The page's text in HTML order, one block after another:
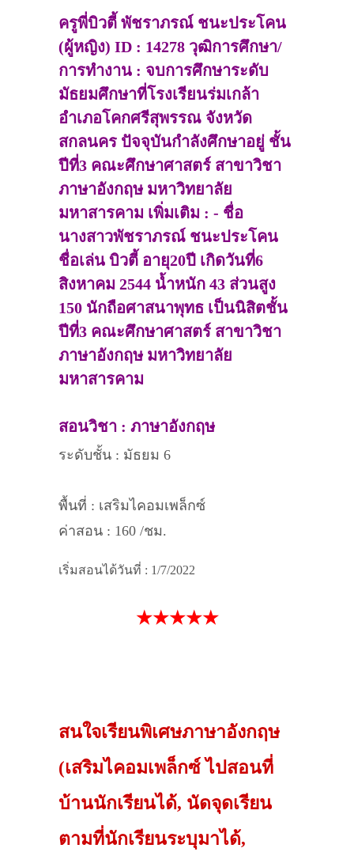
ครูพี่บิวตี้ พัชราภรณ์ ชนะประโคน
(ผู้หญิง) ID : 14278 วุฒิการศึกษา/
การทำงาน : จบการศึกษาระดับ
มัธยมศึกษาที่โรงเรียนร่มเกล้า
อำเภอโคกศรีสุพรรณ จังหวัด
สกลนคร ปัจจุบันกำลังศึกษาอยู่ ชั้น
ปีที่3 คณะศึกษาศาสตร์ สาขาวิชา
ภาษาอังกฤษ มหาวิทยาลัย
มหาสารคาม เพิ่มเติม : - ชื่อ
นางสาวพัชราภรณ์ ชนะประโคน
ชื่อเล่น บิวตี้ อายุ20ปี เกิดวันที่6
สิงหาคม 2544 น้ำหนัก 43 ส่วนสูง
150 นักถือศาสนาพุทธ เป็นนิสิตชั้น
ปีที่3 คณะศึกษาศาสตร์ สาขาวิชา
ภาษาอังกฤษ มหาวิทยาลัย
มหาสารคาม
สอนวิชา : ภาษาอังกฤษ
ระดับชั้น : มัธยม 6
พื้นที่ : เสริมไคอมเพล็กซ์
ค่าสอน : 160 /ชม.
เริ่มสอนได้วันที่ : 1/7/2022
★★★★★
สนใจเรียนพิเศษภาษาอังกฤษ
(เสริมไคอมเพล็กซ์ ไปสอนที่
บ้านนักเรียนได้, นัดจุดเรียน
ตามที่นักเรียนระบุมาได้,